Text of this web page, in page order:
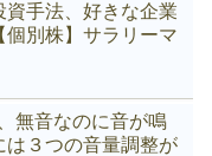
資手法、好きな企業
個別株】サラリーマ
無音なのに音が鳴
は３つの音量調整が